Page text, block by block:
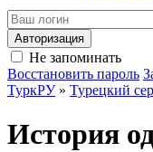
Авторизация
Не запоминать
Восстановить пароль
ТуркРУ» Турецкий
История